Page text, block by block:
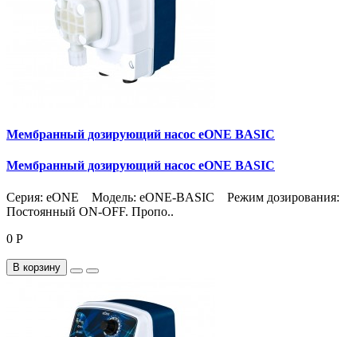
Мембранный дозирующий насос eONE BASIC
Мембранный дозирующий насос eONE BASIC
Серия: eONE Модель: eONE-BASIC Режим дозирования:
Постоянный ON-OFF. Пропо..
0 Р
В корзину